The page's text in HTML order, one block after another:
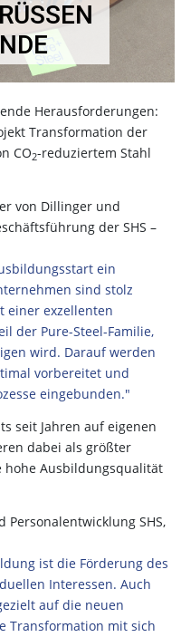
2
Herausforderungen:
Transformation der
CO2-reduziertem Stahl
von Dillinger und
der SHS –
ein
sind stolz
einer exzellenten
der Pure-Steel-Familie,
wird. Darauf werden
vorbereitet und
eingebunden."
seit Jahren auf eigenen
dabei als größter
hohe Ausbildungsqualität
SHS,
ist die Förderung des
Interessen. Auch
auf die neuen
Transformation mit sich